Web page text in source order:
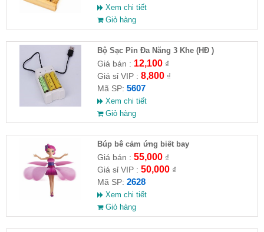
Xem chi tiết
Giỏ hàng
Bộ Sạc Pin Đa Năng 3 Khe (HĐ )
Giá bán : 12,100₫
Giá sỉ VIP : 8,800₫
Mã SP: 5607
Xem chi tiết
Giỏ hàng
​Búp bê cảm ứng biết bay
Giá bán : 55,000₫
Giá sỉ VIP : 50,000₫
Mã SP: 2628
Xem chi tiết
Giỏ hàng